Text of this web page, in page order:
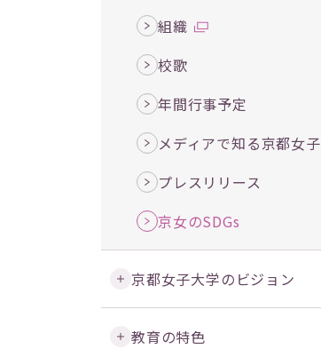
組織
校歌
年間行事予定
メディアで知る京都女
プレスリリース
京女のSDGs
京都女子大学のビジョン
教育の特色